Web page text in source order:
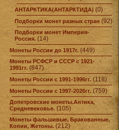
АНТАРКТИКА(АНТАРКТИДА) (0)
Подборки монет разных стран (92)
Подборки монет Империя-
Россия. (14)
Монеты России до 1917г. (449)
Монеты РСФСР и СССР с 1921-
1991гг. (847)
Монеты России с 1991-1996гг. (118)
Монеты России с 1997-2026гг. (759)
Допетровские монеты.Антика,
Средневековье. (105)
Монеты фальшивые, Бракованные,
Копии, Жетоны. (212)